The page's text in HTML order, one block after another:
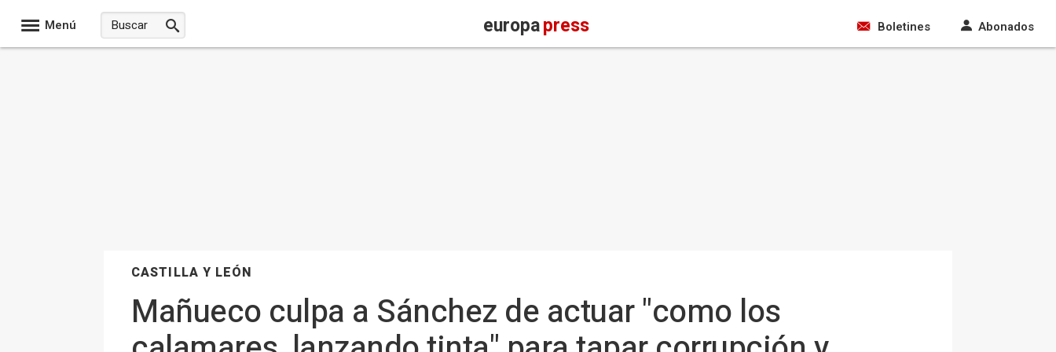
Menú europapress Boletines Abonados
CASTILLA Y LEÓN
Mañueco culpa a Sánchez de actuar "como los